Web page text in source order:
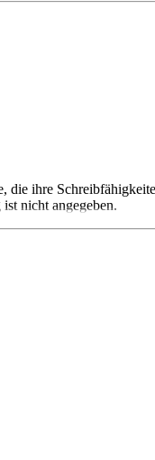
ihre
nicht angegeben.